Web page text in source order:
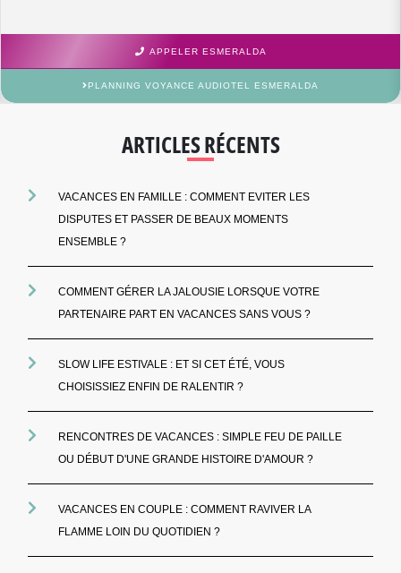
APPELER ESMERALDA
PLANNING VOYANCE AUDIOTEL ESMERALDA
ARTICLES RÉCENTS
VACANCES EN FAMILLE : COMMENT EVITER LES
DISPUTES ET PASSER DE BEAUX MOMENTS
ENSEMBLE ?
COMMENT GÉRER LA JALOUSIE LORSQUE VOTRE
PARTENAIRE PART EN VACANCES SANS VOUS ?
SLOW LIFE ESTIVALE : ET SI CET ÉTÉ, VOUS
CHOISISSIEZ ENFIN DE RALENTIR ?
RENCONTRES DE VACANCES : SIMPLE FEU DE PAILLE
OU DÉBUT D'UNE GRANDE HISTOIRE D'AMOUR ?
VACANCES EN COUPLE : COMMENT RAVIVER LA
FLAMME LOIN DU QUOTIDIEN ?